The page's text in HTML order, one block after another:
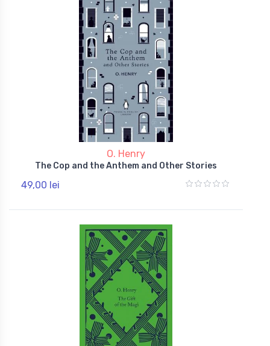
O. Henry
The Cop and the Anthem and Other Stories
49,00 lei